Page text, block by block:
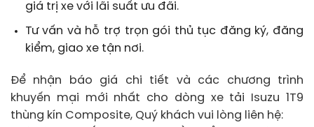
giá trị xe với lãi suất ưu đãi.
Tư vấn và hỗ trợ trọn gói thủ tục đăng ký, đăng
kiểm, giao xe tận nơi.
Để nhận báo giá chi tiết và các chương trình
khuyến mại mới nhất cho dòng xe tải Isuzu 1T9
thùng kín Composite, Quý khách vui lòng liên hệ: